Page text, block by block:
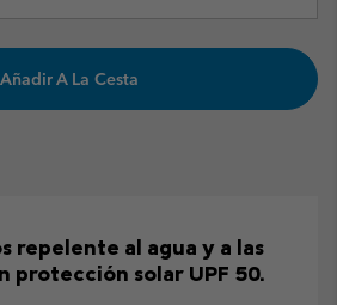
Añadir A La Cesta
repelente al agua y a las
protección solar UPF 50.